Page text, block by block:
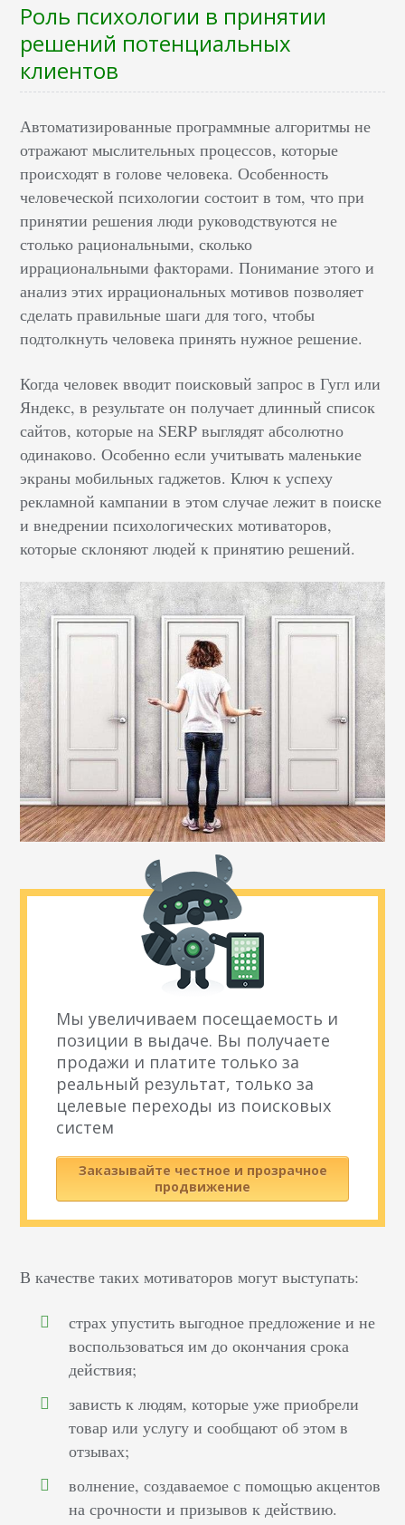
Роль психологии в принятии
решений потенциальных
клиентов
Автоматизированные программные алгоритмы не
отражают мыслительных процессов, которые
происходят в голове человека. Особенность
человеческой психологии состоит в том, что при
принятии решения люди руководствуются не
столько рациональными, сколько
иррациональными факторами. Понимание этого и
анализ этих иррациональных мотивов позволяет
сделать правильные шаги для того, чтобы
подтолкнуть человека принять нужное решение.
Когда человек вводит поисковый запрос в Гугл или
Яндекс, в результате он получает длинный список
сайтов, которые на SERP выглядят абсолютно
одинаково. Особенно если учитывать маленькие
экраны мобильных гаджетов. Ключ к успеху
рекламной кампании в этом случае лежит в поиске
и внедрении психологических мотиваторов,
которые склоняют людей к принятию решений.
Мы увеличиваем посещаемость и
позиции в выдаче. Вы получаете
продажи и платите только за
реальный результат, только за
целевые переходы из поисковых
систем
Заказывайте честное и прозрачное
продвижение
В качестве таких мотиваторов могут выступать:
страх упустить выгодное предложение и не
воспользоваться им до окончания срока
действия;
зависть к людям, которые уже приобрели
товар или услугу и сообщают об этом в
отзывах;
волнение, создаваемое с помощью акцентов
на срочности и призывов к действию.